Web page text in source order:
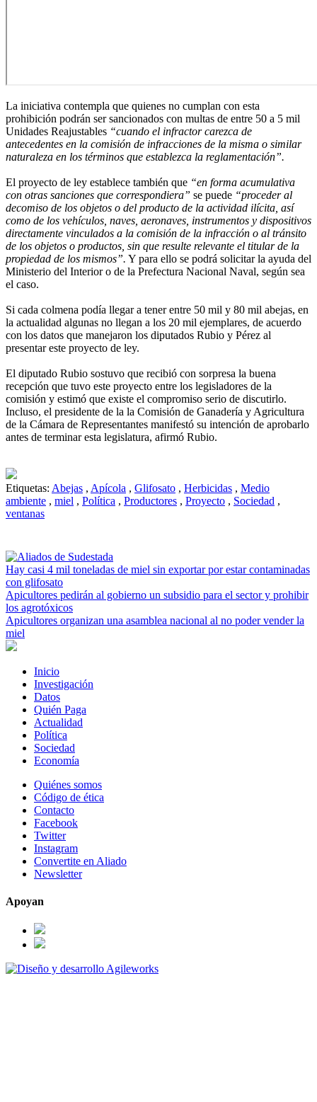
La iniciativa contempla que quienes no cumplan con esta
prohibición podrán ser sancionados con multas de entre 50 a 5 mil
Unidades Reajustables “cuando el infractor carezca de
antecedentes en la comisión de infracciones de la misma o similar
naturaleza en los términos que establezca la reglamentación”.
El proyecto de ley establece también que “en forma acumulativa
con otras sanciones que correspondiera” se puede “proceder al
decomiso de los objetos o del producto de la actividad ilícita, así
como de los vehículos, naves, aeronaves, instrumentos y dispositivos
directamente vinculados a la comisión de la infracción o al tránsito
de los objetos o productos, sin que resulte relevante el titular de la
propiedad de los mismos”. Y para ello se podrá solicitar la ayuda del
Ministerio del Interior o de la Prefectura Nacional Naval, según sea
el caso.
Si cada colmena podía llegar a tener entre 50 mil y 80 mil abejas, en
la actualidad algunas no llegan a los 20 mil ejemplares, de acuerdo
con los datos que manejaron los diputados Rubio y Pérez al
presentar este proyecto de ley.
El diputado Rubio sostuvo que recibió con sorpresa la buena
recepción que tuvo este proyecto entre los legisladores de la
comisión y estimó que existe el compromiso serio de discutirlo.
Incluso, el presidente de la la Comisión de Ganadería y Agricultura
de la Cámara de Representantes manifestó su intención de aprobarlo
antes de terminar esta legislatura, afirmó Rubio.
Etiquetas: Abejas , Apícola , Glifosato , Herbicidas , Medio
ambiente , miel , Política , Productores , Proyecto , Sociedad ,
ventanas
Hay casi 4 mil toneladas de miel sin exportar por estar contaminadas
con glifosato
Apicultores pedirán al gobierno un subsidio para el sector y prohibir
los agrotóxicos
Apicultores organizan una asamblea nacional al no poder vender la
miel
Inicio
Investigación
Datos
Quién Paga
Actualidad
Política
Sociedad
Economía
Quiénes somos
Código de ética
Contacto
Facebook
Twitter
Instagram
Convertite en Aliado
Newsletter
Apoyan